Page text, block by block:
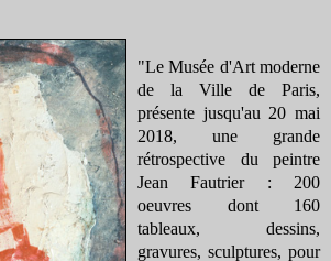
"Le Musée d'Art moderne
de la Ville de Paris,
présente jusqu'au 20 mai
2018, une grande
rétrospective du peintre
Jean Fautrier : 200
oeuvres dont 160
tableaux, dessins,
gravures, sculptures, pour